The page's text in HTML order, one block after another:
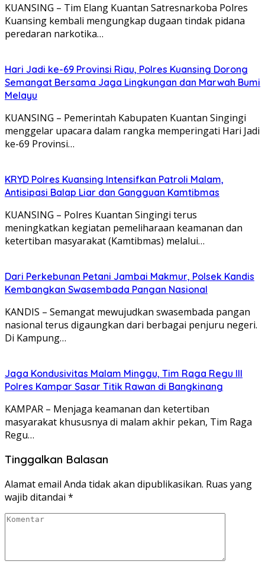
KUANSING – Tim Elang Kuantan Satresnarkoba Polres
Kuansing kembali mengungkap dugaan tindak pidana
peredaran narkotika…
Hari Jadi ke-69 Provinsi Riau, Polres Kuansing Dorong
Semangat Bersama Jaga Lingkungan dan Marwah Bumi
Melayu
KUANSING – Pemerintah Kabupaten Kuantan Singingi
menggelar upacara dalam rangka memperingati Hari Jadi
ke-69 Provinsi…
KRYD Polres Kuansing Intensifkan Patroli Malam,
Antisipasi Balap Liar dan Gangguan Kamtibmas
KUANSING – Polres Kuantan Singingi terus
meningkatkan kegiatan pemeliharaan keamanan dan
ketertiban masyarakat (Kamtibmas) melalui…
Dari Perkebunan Petani Jambai Makmur, Polsek Kandis
Kembangkan Swasembada Pangan Nasional
KANDIS – Semangat mewujudkan swasembada pangan
nasional terus digaungkan dari berbagai penjuru negeri.
Di Kampung…
Jaga Kondusivitas Malam Minggu, Tim Raga Regu III
Polres Kampar Sasar Titik Rawan di Bangkinang
KAMPAR – Menjaga keamanan dan ketertiban
masyarakat khususnya di malam akhir pekan, Tim Raga
Regu…
Tinggalkan Balasan
Alamat email Anda tidak akan dipublikasikan. Ruas yang
wajib ditandai *